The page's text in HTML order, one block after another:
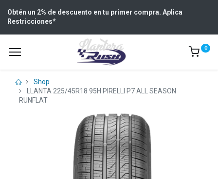
Obtén un 2% de descuento en tu primer compra. Aplica
Restricciones*
0
Shop
LLANTA 225/45R18 95H PIRELLI P7 ALL SEASON
RUNFLAT